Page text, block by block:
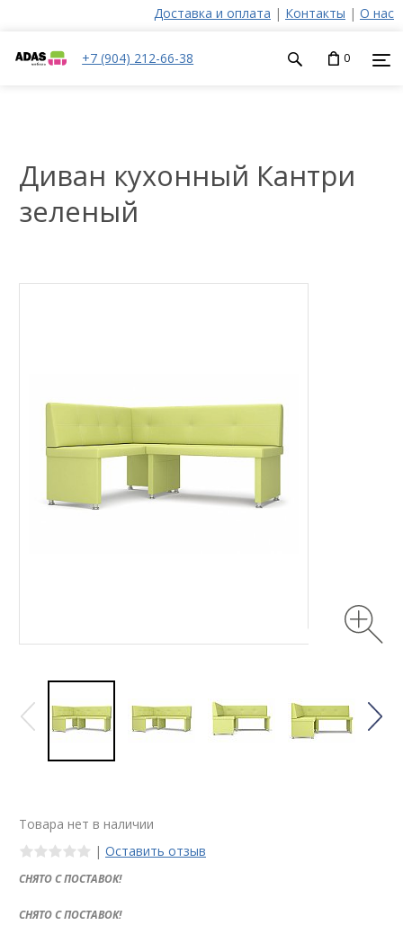
Доставка и оплата | Контакты | О нас
+7 (904) 212-66-38 0
Диван кухонный Кантри
зеленый
Товара нет в наличии
| Оставить отзыв
СНЯТО С ПОСТАВОК!
СНЯТО С ПОСТАВОК!